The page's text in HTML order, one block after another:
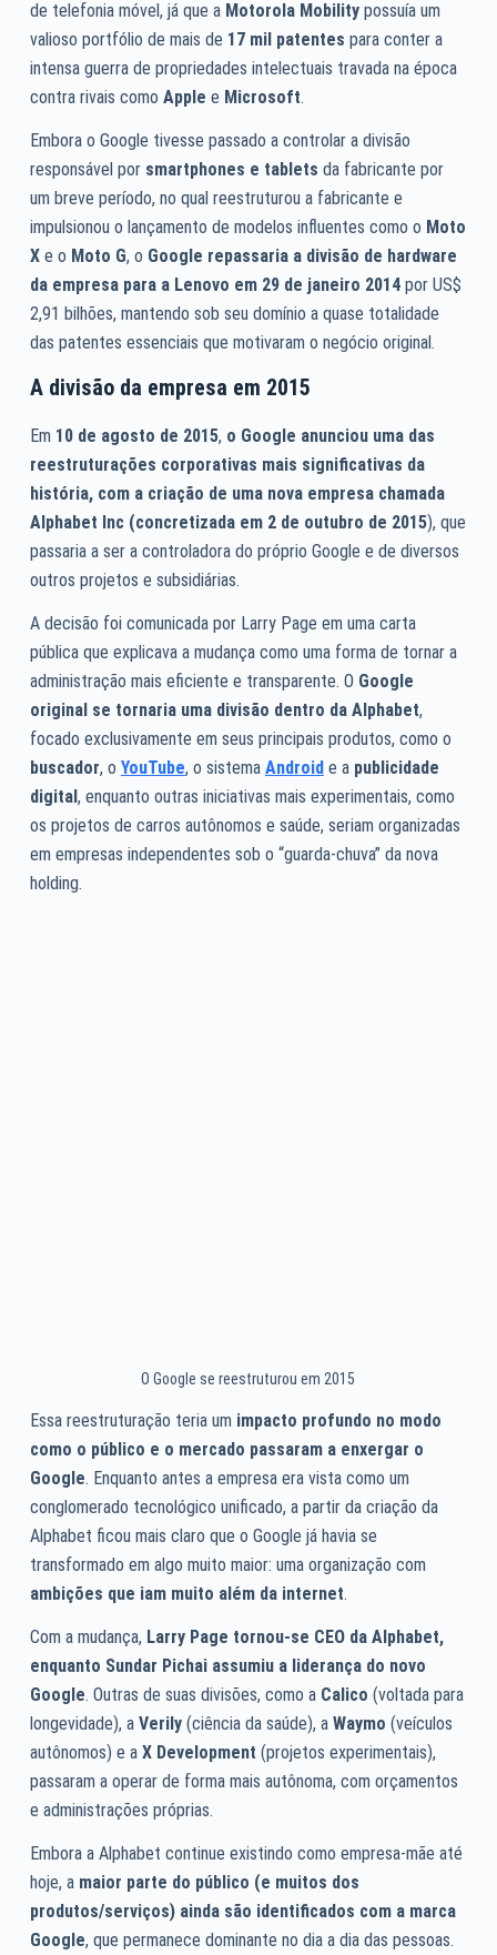
de telefonia móvel, já que a Motorola Mobilitypossuía um
valioso portfólio de mais de 17 mil patentes para conter a
intensa guerra de propriedades intelectuais travada na época
contra rivais como Apple e Microsoft.
Embora o Google tivesse passado a controlar a divisão
responsável por smartphones e tablets da fabricante por
um breve período, no qual reestruturou a fabricante e
impulsionou o lançamento de modelos influentes como o Moto
Xe o Moto G, o Google repassaria a divisão de hardware
da empresa para a Lenovo em 29 de janeiro 2014por US$
2,91 bilhões, mantendo sob seu domínio a quase totalidade
das patentes essenciais que motivaram o negócio original.
A divisão da empresa em 2015
Em 10 de agosto de 2015, o Google anunciou uma das
reestruturações corporativas mais significativas da
história, com a criação de uma nova empresa chamada
Alphabet Inc (concretizada em 2 de outubro de 2015), que
passaria a ser a controladora do próprio Google e de diversos
outros projetos e subsidiárias.
A decisão foi comunicada por Larry Page em uma carta
pública que explicava a mudança como uma forma de tornar a
administração mais eficiente e transparente. O Google
original se tornaria uma divisão dentro da Alphabet,
focado exclusivamente em seus principais produtos, como o
buscador, o YouTube, o sistema Android e a publicidade
digital, enquanto outras iniciativas mais experimentais, como
os projetos de carros autônomos e saúde, seriam organizadas
em empresas independentes sob o “guarda-chuva” da nova
holding.
O Google se reestruturou em 2015
Essa reestruturação teria um impacto profundo no modo
como o público e o mercado passaram a enxergar o
Google. Enquanto antes a empresa era vista como um
conglomerado tecnológico unificado, a partir da criação da
Alphabet ficou mais claro que o Google já havia se
transformado em algo muito maior: uma organização com
ambições que iam muito além da internet.
Com a mudança, Larry Page tornou-se CEO da Alphabet,
enquanto Sundar Pichai assumiu a liderança do novo
Google. Outras de suas divisões, como a Calico (voltada para
longevidade), a Verily (ciência da saúde), a Waymo (veículos
autônomos) e a X Development (projetos experimentais),
passaram a operar de forma mais autônoma, com orçamentos
e administrações próprias.
Embora a Alphabet continue existindo como empresa-mãe até
hoje, a maior parte do público (e muitos dos
produtos/serviços) ainda são identificados com a marca
Google, que permanece dominante no dia a dia das pessoas.